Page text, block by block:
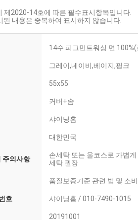
제2020-14호에 따른 필수표시항목입니다.
된 내용은 중복하여 표시하지 않습니다.
14수 피그먼트워싱 면
그레이,네이비,베이지,핑크
55x55
커버+솜
샤이닝홈
대한민국
주의사항
손세탁 또는 울코스로 가볍
세탁 권장
품질보증기준 관련 법 및 소
호 샤이닝홈 / 010-7490-1015
20191001